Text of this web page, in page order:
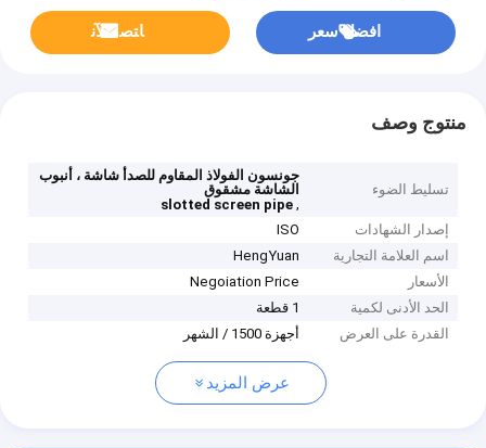
افضل سعر ﺎﺘﺼﻟ ﺍﻶﻧ
منتوج وصف
تسليط الضوء
جونسون الفولاذ المقاوم للصدأ شاشة ، أنبوب
الشاشة مشقوق
,
slotted screen pipe
إصدار الشهادات
ISO
اسم العلامة التجارية
HengYuan
الأسعار
Negoiation Price
الحد الأدنى لكمية
1 قطعة
القدرة على العرض
أجهزة 1500 / الشهر
عرض المزيد